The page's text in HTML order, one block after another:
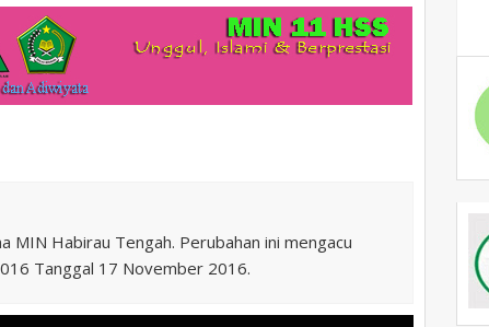
MIN Habirau Tengah. Perubahan ini mengacu
Tanggal 17 November 2016.